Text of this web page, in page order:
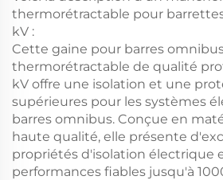
thermorétractable pour
kV :
Cette gaine pour barres
thermorétractable de qualité
kV offre une isolation et une
supérieures pour les systèmes
barres omnibus. Conçue en
haute qualité, elle présente
propriétés d'isolation électrique
performances fiables jusqu'à